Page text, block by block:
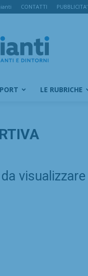
CONTATTI PUBBLICITA’
LE RUBRICHE
visualizzare